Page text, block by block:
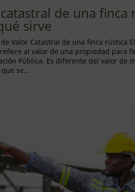
de una finca
sirve
Valor Catastral de una finca rústica
al valor de una propiedad para
Pública. Es diferente del valor de
se...